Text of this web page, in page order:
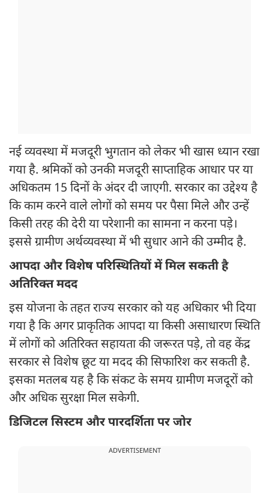
नई व्यवस्था में मजदूरी भुगतान को लेकर भी खास ध्यान रखा
गया है. श्रमिकों को उनकी मजदूरी साप्ताहिक आधार पर या
अधिकतम 15 दिनों के अंदर दी जाएगी. सरकार का उद्देश्य है
कि काम करने वाले लोगों को समय पर पैसा मिले और उन्हें
किसी तरह की देरी या परेशानी का सामना न करना पड़े।
इससे ग्रामीण अर्थव्यवस्था में भी सुधार आने की उम्मीद है.
आपदा और विशेष परिस्थितियों में मिल सकती है
अतिरिक्त मदद
इस योजना के तहत राज्य सरकार को यह अधिकार भी दिया
गया है कि अगर प्राकृतिक आपदा या किसी असाधारण स्थिति
में लोगों को अतिरिक्त सहायता की जरूरत पड़े, तो वह केंद्र
सरकार से विशेष छूट या मदद की सिफारिश कर सकती है.
इसका मतलब यह है कि संकट के समय ग्रामीण मजदूरों को
और अधिक सुरक्षा मिल सकेगी.
डिजिटल सिस्टम और पारदर्शिता पर जोर
ADVERTISEMENT